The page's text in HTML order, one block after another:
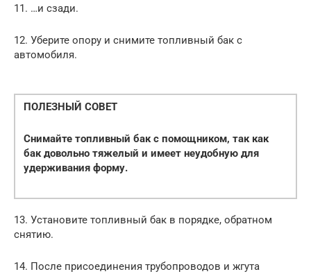
11. …и сзади.
12. Уберите опору и снимите топливный бак с
автомобиля.
ПОЛЕЗНЫЙ СОВЕТ
Снимайте топливный бак с помощником, так как
бак довольно тяжелый и имеет неудобную для
удерживания форму.
13. Установите топливный бак в порядке, обратном
снятию.
14. После присоединения трубопроводов и жгута